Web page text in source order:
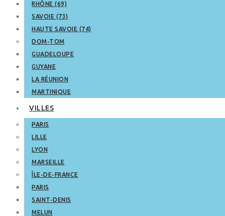
RHÔNE (69)
SAVOIE (73)
HAUTE SAVOIE (74)
DOM-TOM
GUADELOUPE
GUYANE
LA RÉUNION
MARTINIQUE
VILLES
PARIS
LILLE
LYON
MARSEILLE
ÎLE-DE-FRANCE
PARIS
SAINT-DENIS
MELUN